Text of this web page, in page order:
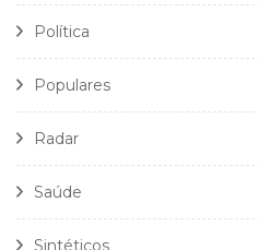
Política
Populares
Radar
Saúde
Sintéticos